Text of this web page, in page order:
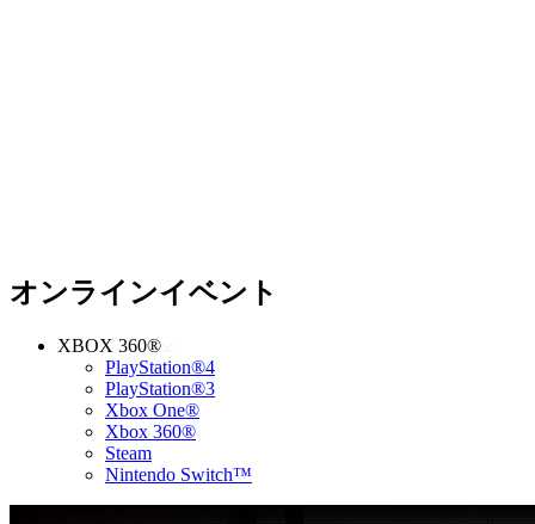
オンラインイベント
XBOX 360®
PlayStation®4
PlayStation®3
Xbox One®
Xbox 360®
Steam
Nintendo Switch™